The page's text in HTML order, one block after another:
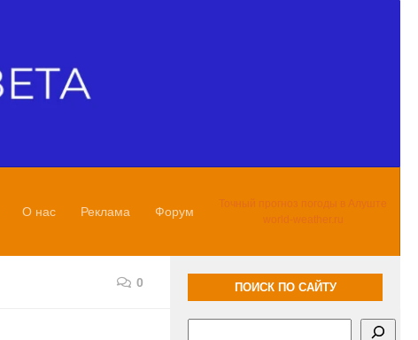
О нас Реклама Форум
Точный прогноз погоды в Алуште
world-weather.ru
0 ПОИСК ПО САЙТУ